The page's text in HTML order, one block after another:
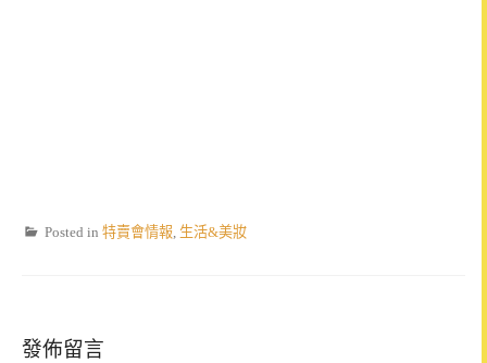
Posted in 特賣會情報 生活&美妝
發佈留言